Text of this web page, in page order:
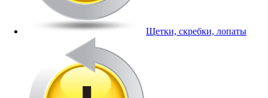
Щетки, скребки, лопаты